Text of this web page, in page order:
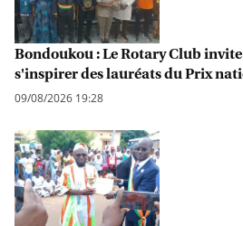
Bondoukou : Le Rotary Club invite
s'inspirer des lauréats du Prix
09/08/2026 19:28